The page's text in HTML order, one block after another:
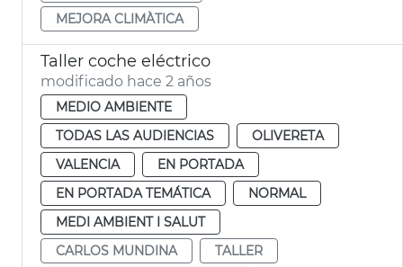
MEJORA CLIMÀTICA
Taller coche eléctrico
modificado hace 2 años
MEDIO AMBIENTE
TODAS LAS AUDIENCIAS
OLIVERETA
VALENCIA
EN PORTADA
EN PORTADA TEMÁTICA
NORMAL
MEDI AMBIENT I SALUT
CARLOS MUNDINA
TALLER